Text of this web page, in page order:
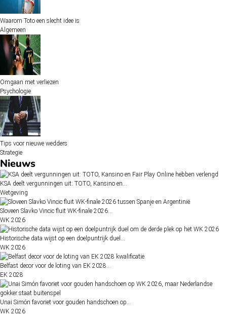
Waarom Toto een slecht idee is
Algemeen
Omgaan met verliezen
Psychologie
Tips voor nieuwe wedders
Strategie
Nieuws
KSA deelt vergunningen uit: TOTO, Kansino en…
Wetgeving
Sloveen Slavko Vincic fluit WK-finale 2026…
WK 2026
Historische data wijst op een doelpuntrijk duel…
WK 2026
Belfast decor voor de loting van EK 2028…
EK 2028
Unai Simón favoriet voor gouden handschoen op…
WK 2026